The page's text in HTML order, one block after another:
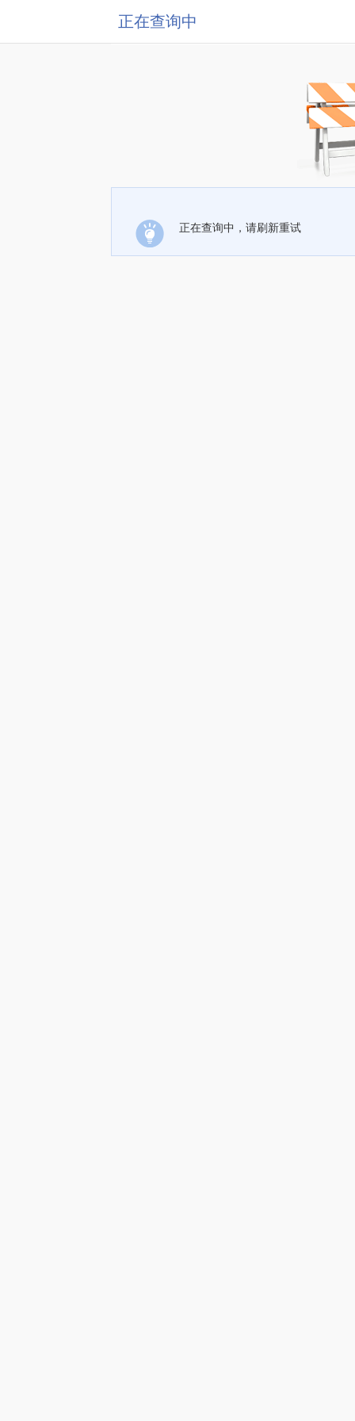
正在查询中
正在查询中，请刷新重试